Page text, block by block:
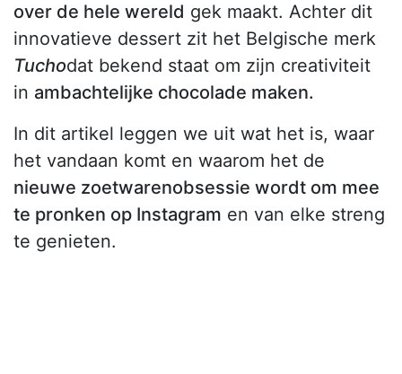
over de hele wereld gek maakt. Achter dit
innovatieve dessert zit het Belgische merk
Tuchodat bekend staat om zijn creativiteit
in ambachtelijke chocolade maken.
In dit artikel leggen we uit wat het is, waar
het vandaan komt en waarom het de
nieuwe zoetwarenobsessie wordt om mee
te pronken op Instagram en van elke streng
te genieten.